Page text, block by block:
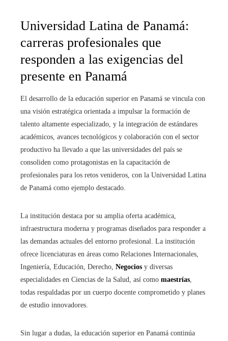
Universidad Latina de Panamá:
carreras profesionales que
responden a las exigencias del
presente en Panamá
El desarrollo de la educación superior en Panamá se vincula con
una visión estratégica orientada a impulsar la formación de
talento altamente especializado, y la integración de estándares
académicos, avances tecnológicos y colaboración con el sector
productivo ha llevado a que las universidades del país se
consoliden como protagonistas en la capacitación de
profesionales para los retos venideros, con la Universidad Latina
de Panamá como ejemplo destacado.
La institución destaca por su amplia oferta académica,
infraestructura moderna y programas diseñados para responder a
las demandas actuales del entorno profesional. La institución
ofrece licenciaturas en áreas como Relaciones Internacionales,
Ingeniería, Educación, Derecho, Negocios y diversas
especialidades en Ciencias de la Salud, así como maestrías
todas respaldadas por un cuerpo docente comprometido y planes
de estudio innovadores.
Sin lugar a dudas, la educación superior en Panamá continúa